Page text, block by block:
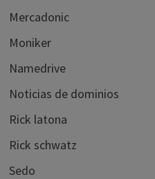
Mercadonic
Moniker
Namedrive
Noticias de dominios
Rick latona
Rick schwatz
Sedo